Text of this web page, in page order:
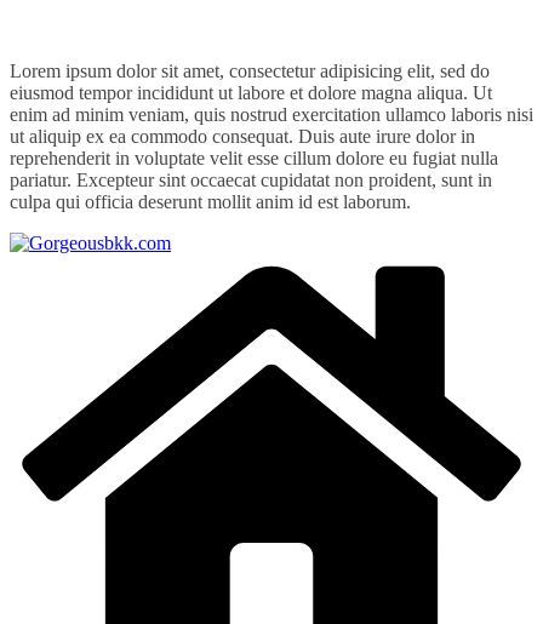
Lorem ipsum dolor sit amet, consectetur adipisicing elit, sed do
eiusmod tempor incididunt ut labore et dolore magna aliqua. Ut
enim ad minim veniam, quis nostrud exercitation ullamco laboris nisi
ut aliquip ex ea commodo consequat. Duis aute irure dolor in
reprehenderit in voluptate velit esse cillum dolore eu fugiat nulla
pariatur. Excepteur sint occaecat cupidatat non proident, sunt in
culpa qui officia deserunt mollit anim id est laborum.